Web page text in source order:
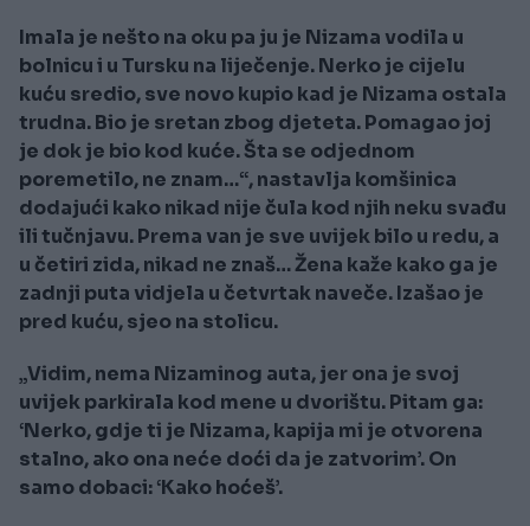
Imala je nešto na oku pa ju je Nizama vodila u
bolnicu i u Tursku na liječenje. Nerko je cijelu
kuću sredio, sve novo kupio kad je Nizama ostala
trudna. Bio je sretan zbog djeteta. Pomagao joj
je dok je bio kod kuće. Šta se odjednom
poremetilo, ne znam…“, nastavlja komšinica
dodajući kako nikad nije čula kod njih neku svađu
ili tučnjavu. Prema van je sve uvijek bilo u redu, a
u četiri zida, nikad ne znaš… Žena kaže kako ga je
zadnji puta vidjela u četvrtak naveče. Izašao je
pred kuću, sjeo na stolicu.
„Vidim, nema Nizaminog auta, jer ona je svoj
uvijek parkirala kod mene u dvorištu. Pitam ga:
‘Nerko, gdje ti je Nizama, kapija mi je otvorena
stalno, ako ona neće doći da je zatvorim’. On
samo dobaci: ‘Kako hoćeš’.